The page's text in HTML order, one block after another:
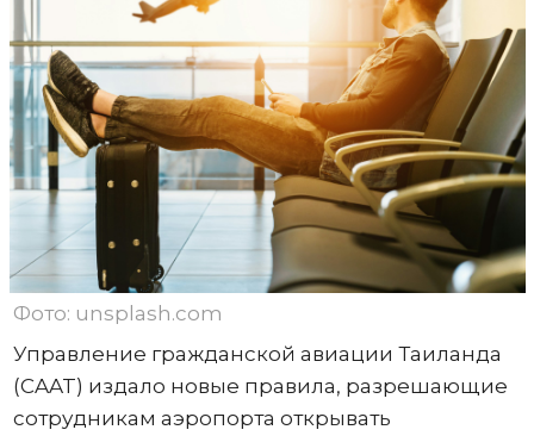
Фото: unsplash.com
Управление гражданской авиации Таиланда
(CAAT) издало новые правила, разрешающие
сотрудникам аэропорта открывать